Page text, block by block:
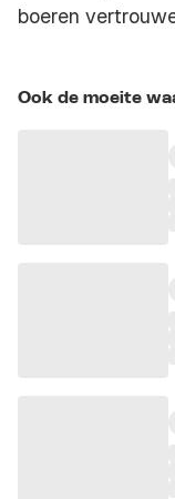
boeren
Ook de moeite